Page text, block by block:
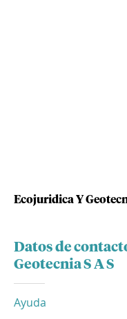
Ecojuridica Y
Datos de
Geotecnia S A S
Ayuda